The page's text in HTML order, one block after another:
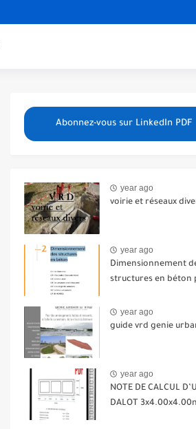
Abonnez-vous sur LinkedIn PDF
year ago
voirie et réseaux
year ago
Dimensionnement
structures en béton
year ago
guide vrd genie
year ago
NOTE DE CALCUL
DALOT